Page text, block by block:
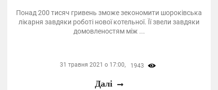
Понад 200 тисяч гривень зможе зекономити шороківська
лікарня завдяки роботі нової котельної. Її звели завдяки
домовленостям між ...
31 травня 2021 о 17:00, 1943
Далі